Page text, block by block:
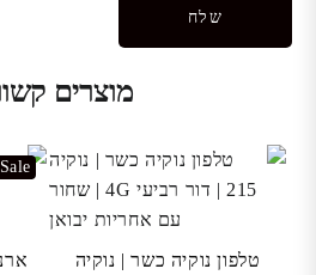
מוצרים
טלפון נוקיה כשר | נוקיה
Sale